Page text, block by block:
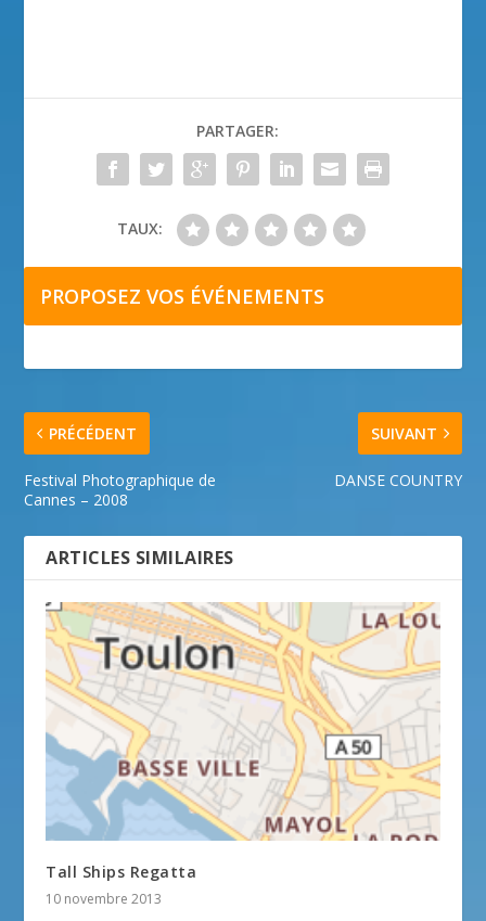
PARTAGER:
TAUX:
PROPOSEZ VOS ÉVÉNEMENTS
PRÉCÉDENT
Festival Photographique de
Cannes – 2008
SUIVANT
DANSE COUNTRY
ARTICLES SIMILAIRES
Tall Ships Regatta
10 novembre 2013